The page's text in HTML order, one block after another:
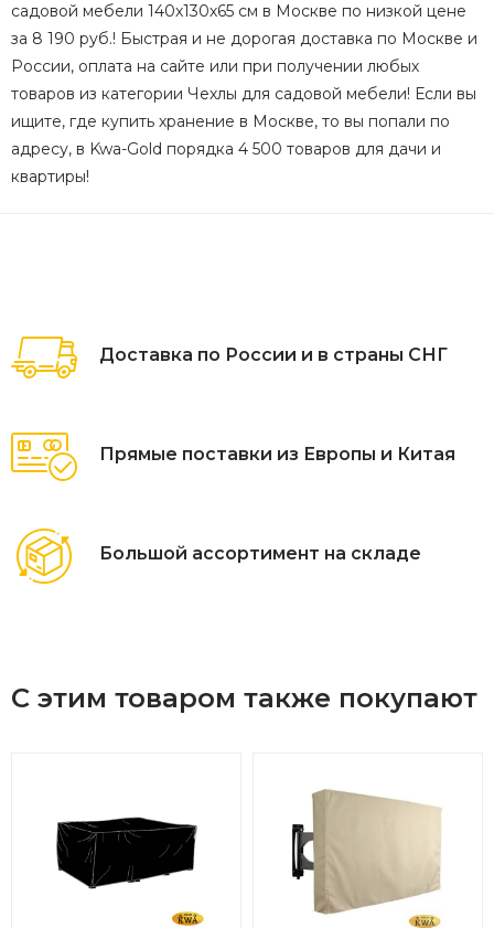
садовой мебели 140х130х65 см в Москве по низкой цене
за 8 190 руб.! Быстрая и не дорогая доставка по Москве и
России, оплата на сайте или при получении любых
товаров из категории Чехлы для садовой мебели! Если вы
ищите, где купить хранение в Москве, то вы попали по
адресу, в Kwa-Gold порядка 4 500 товаров для дачи и
квартиры!
Доставка по России и в страны СНГ
Прямые поставки из Европы и Китая
Большой ассортимент на складе
С этим товаром также покупают